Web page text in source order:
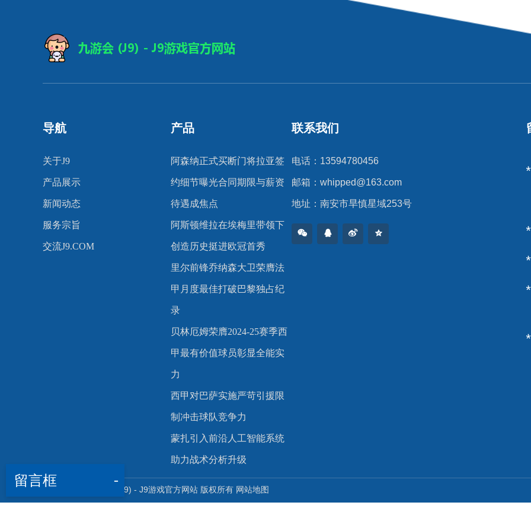
导航
关于J9
产品展示
新闻动态
服务宗旨
交流J9.COM
产品
阿森纳正式买断门将拉亚签
约细节曝光合同期限与薪资
待遇成焦点
阿斯顿维拉在埃梅里带领下
创造历史挺进欧冠首秀
里尔前锋乔纳森大卫荣膺法
甲月度最佳打破巴黎独占纪
录
贝林厄姆荣膺2024-25赛季西
甲最有价值球员彰显全能实
力
西甲对巴萨实施严苛引援限
制冲击球队竞争力
蒙扎引入前沿人工智能系统
助力战术分析升级
联系我们
电话：13594780456
邮箱： whipped@163.com
地址：南安市旱慎星域253号
Copyright © 九游会 (J9) - J9游戏官方网站 版权所有 网站地图
留言框 -